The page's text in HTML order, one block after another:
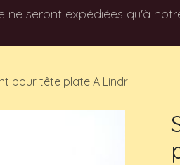
seront expédiées qu'à
pour tête plate A Lindr